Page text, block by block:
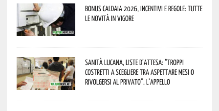
Bonus caldaia 2026, incentivi e regole: tutte
le novità in vigore
Sanità lucana, liste d’attesa: “Troppi
costretti a scegliere tra aspettare mesi o
rivolgersi al privato”. L’appello